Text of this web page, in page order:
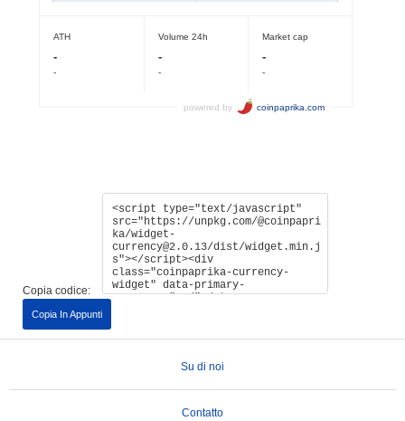
Copia codice:
Copia In Appunti
Su di noi
Contatto